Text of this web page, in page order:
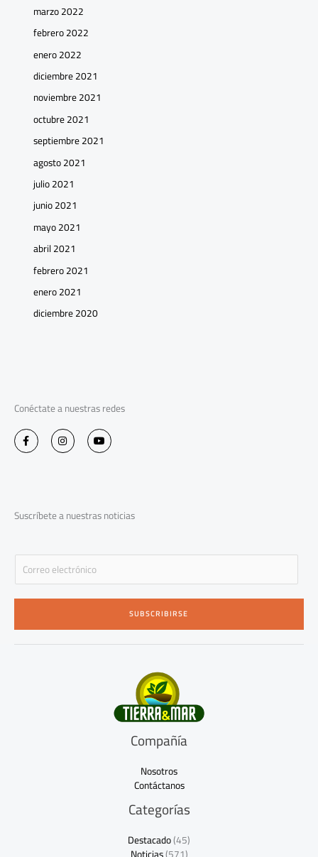
marzo 2022
febrero 2022
enero 2022
diciembre 2021
noviembre 2021
octubre 2021
septiembre 2021
agosto 2021
julio 2021
junio 2021
mayo 2021
abril 2021
febrero 2021
enero 2021
diciembre 2020
Conéctate a nuestras redes
F
a
c
-
f
I
n
s
m
Y
o
u
Suscríbete a nuestras noticias
E
a
i
*
SUBSCRIBIRSE
Compañía
Nosotros
Contáctanos
Categorías
Destacado(45)